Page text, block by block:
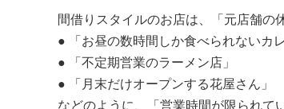
間借りスタイルのお店は、「元店舗の
● 「お昼の数時間しか食べられないカ
● 「不定期営業のラーメン店」
● 「月末だけオープンする花屋さん」
などのように、「営業時間が限られて